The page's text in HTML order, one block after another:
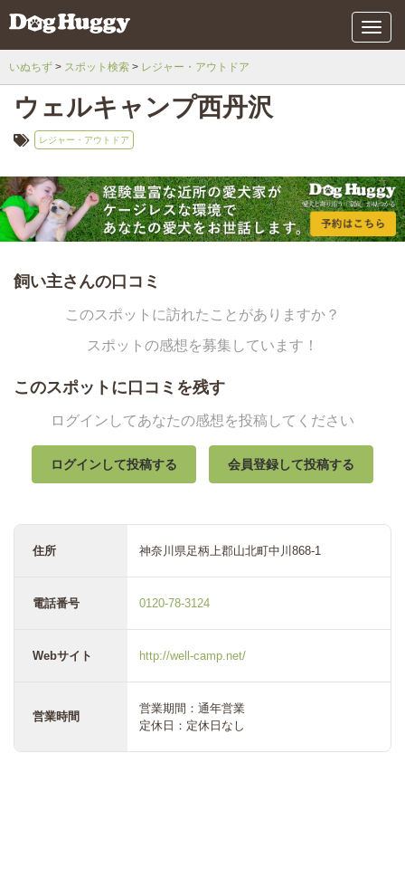
メ
ニ
いぬちず スポット検索 レジャー・アウトドア
ウェルキャンプ西丹沢
レジャー・アウトドア
飼い主さんの口コミ
このスポットに訪れたことがありますか？
スポットの感想を募集しています！
このスポットに口コミを残す
ログインしてあなたの感想を投稿してください
ログインして投稿する 会員登録して投稿する
住所 神奈川県足柄上郡山北町中川868-1
電話番号 0120-78-3124
Webサイト http://well-camp.net/
営業時間
営業期間：通年営業
定休日：定休日なし